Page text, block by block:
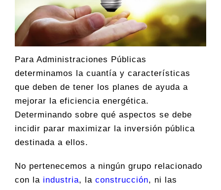
Para Administraciones Públicas
determinamos la cuantía y características
que deben de tener los planes de ayuda a
mejorar la eficiencia energética.
Determinando sobre qué aspectos se debe
incidir parar maximizar la inversión pública
destinada a ellos.
No pertenecemos a ningún grupo relacionado
con la industria, la construcción, ni las